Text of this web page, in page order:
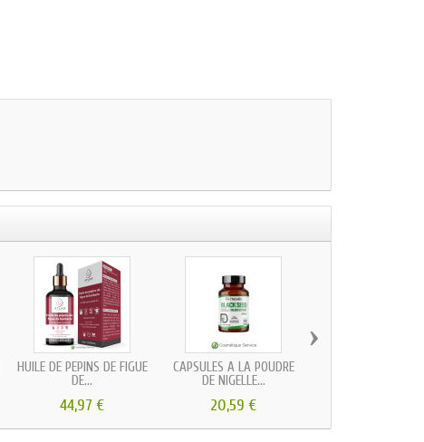
HUILE DE PÉPINS DE FIGUE
DE...
44,97 €
CAPSULES À LA POUDRE
DE NIGELLE...
20,59 €
›